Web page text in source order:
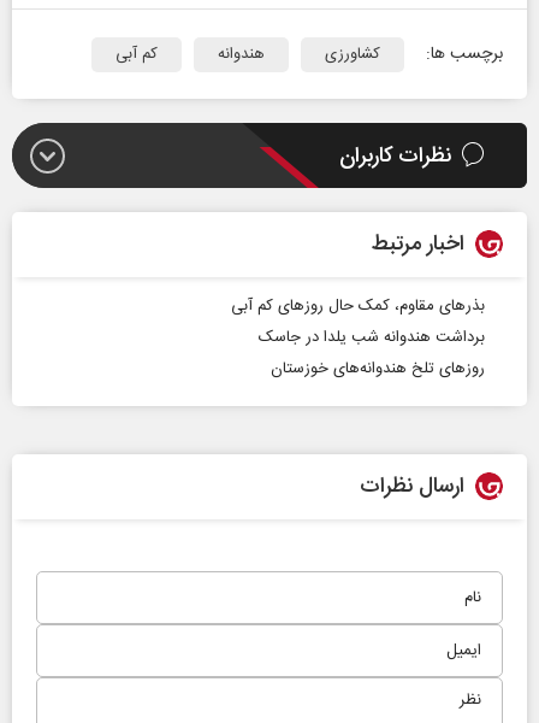
برچسب ها: کشاورزی هندوانه کم آبی
نظرات کاربران
اخبار مرتبط
بذرهای مقاوم، کمک حال روزهای کم آبی
برداشت هندوانه شب یلدا در جاسک
روزهای تلخ هندوانه‌های خوزستان
ارسال نظرات